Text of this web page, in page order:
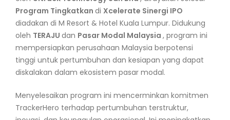
Program Tingkatkan di Xcelerate Sinergi IPO
diadakan di M Resort & Hotel Kuala Lumpur. Didukung
oleh TERAJU dan Pasar Modal Malaysia , program ini
mempersiapkan perusahaan Malaysia berpotensi
tinggi untuk pertumbuhan dan kesiapan yang dapat
diskalakan dalam ekosistem pasar modal.
Menyelesaikan program ini mencerminkan komitmen
TrackerHero terhadap pertumbuhan terstruktur,